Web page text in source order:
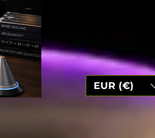
EUR (€)